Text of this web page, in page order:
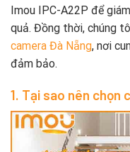
Imou IPC-A22P để
quả. Đồng thời, chúng
camera Đà Nẵng, nơi
đảm bảo.
1. Tại sao nên chọn